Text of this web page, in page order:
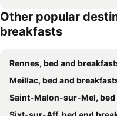
Other popular
breakfasts
Rennes, bed and
Meillac, bed and
Saint-Malon-sur-Mel, bed and